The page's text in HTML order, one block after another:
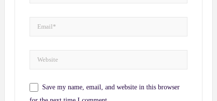
Save my name, email, and website in this browser